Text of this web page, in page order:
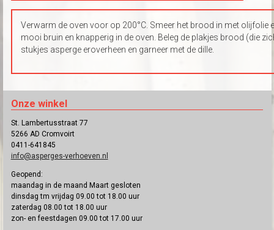
Verwarm de oven voor op 200°C. Smeer het brood in met
mooi bruin en knapperig in de oven. Beleg de plakjes brood (die
stukjes asperge eroverheen en garneer met de dille.
Onze winkel
St. Lambertusstraat 77
5266 AD Cromvoirt
0411-641845
info@asperges-verhoeven.nl
Geopend:
maandag in de maand Maart gesloten
dinsdag tm vrijdag 09.00 tot 18.00 uur
zaterdag 08.00 tot 18.00 uur
zon- en feestdagen 09.00 tot 17.00 uur